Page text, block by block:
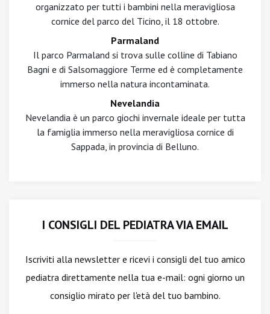
organizzato per tutti i bambini nella meravigliosa
cornice del parco del Ticino, il 18 ottobre.
Parmaland
Il parco Parmaland si trova sulle colline di Tabiano
Bagni e di Salsomaggiore Terme ed è completamente
immerso nella natura incontaminata.
Nevelandia
Nevelandia è un parco giochi invernale ideale per tutta
la famiglia immerso nella meravigliosa cornice di
Sappada, in provincia di Belluno.
I CONSIGLI DEL PEDIATRA VIA EMAIL
Iscriviti alla newslettere ricevi i consigli del tuo amico
pediatra direttamente nella tua e-mail: ogni giorno un
consiglio mirato per l'età del tuo bambino.